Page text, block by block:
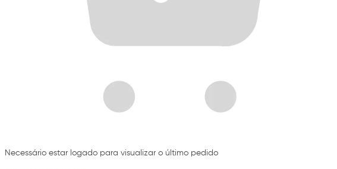
Necessário estar logado para visualizar o último pedido